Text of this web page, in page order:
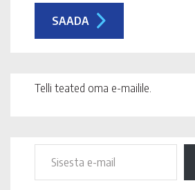
Telli teated oma e-mailile.